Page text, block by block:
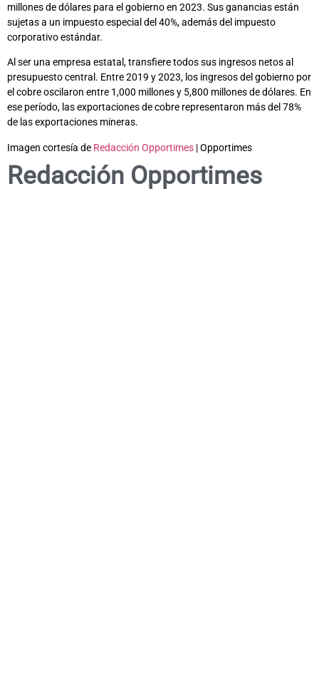
millones de dólares para el gobierno en 2023. Sus ganancias están
sujetas a un impuesto especial del 40%, además del impuesto
corporativo estándar.
Al ser una empresa estatal, transfiere todos sus ingresos netos al
presupuesto central. Entre 2019 y 2023, los ingresos del gobierno por
el cobre oscilaron entre 1,000 millones y 5,800 millones de dólares. En
ese período, las exportaciones de cobre representaron más del 78%
de las exportaciones mineras.
Imagen cortesía de Redacción Opportimes | Opportimes
Redacción Opportimes